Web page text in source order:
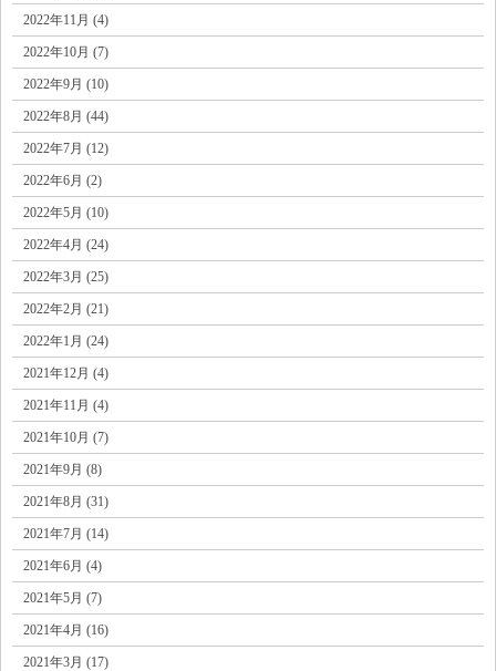
2022年11月 (4)
2022年10月 (7)
2022年9月 (10)
2022年8月 (44)
2022年7月 (12)
2022年6月 (2)
2022年5月 (10)
2022年4月 (24)
2022年3月 (25)
2022年2月 (21)
2022年1月 (24)
2021年12月 (4)
2021年11月 (4)
2021年10月 (7)
2021年9月 (8)
2021年8月 (31)
2021年7月 (14)
2021年6月 (4)
2021年5月 (7)
2021年4月 (16)
2021年3月 (17)